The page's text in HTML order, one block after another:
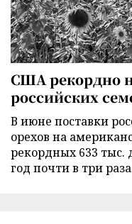
США рекордно
российских
В июне поставки
орехов на
рекордных 633 тыс.
год почти в три